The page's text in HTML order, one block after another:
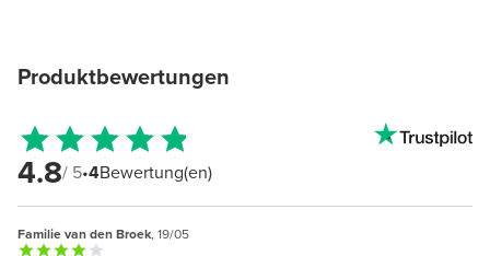
Produktbewertungen
4.8/ 5•4Bewertung(en)
Familie van den Broek, 19/05